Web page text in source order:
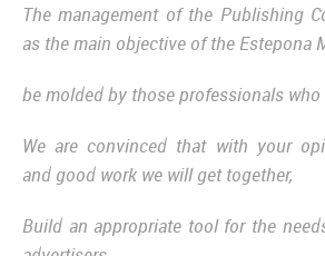
The management of the Publishing
as the main objective of the Estepona
be molded by those professionals
We are convinced that with your
and good work we will get together,
Build an appropriate tool for the